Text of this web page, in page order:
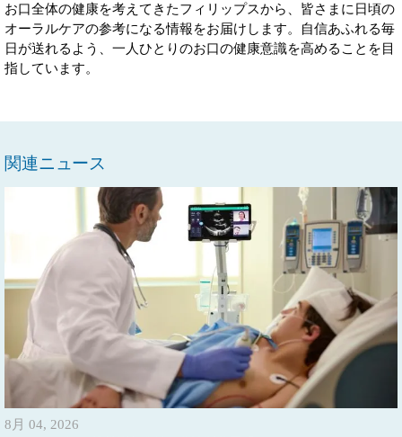
お口全体の健康を考えてきたフィリップスから、皆さまに日頃の
オーラルケアの参考になる情報をお届けします。自信あふれる毎
日が送れるよう、一人ひとりのお口の健康意識を高めることを目
指しています。
関連ニュース
8月 04, 2026